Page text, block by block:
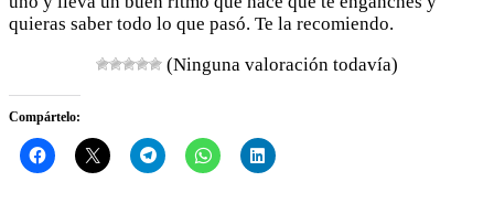
quieras saber todo lo que pasó. Te la recomiendo.
(Ninguna valoración todavía)
Compártelo: